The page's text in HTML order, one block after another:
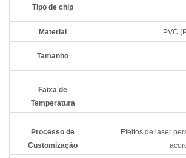
Tipo de chip
Material PVC
Tamanho
Faixa de
Temperatura
Processo de
Customização
Efeitos de laser